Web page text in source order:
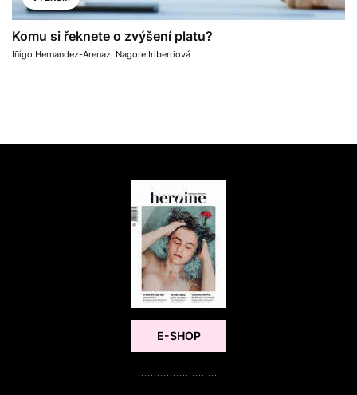
Komu si řeknete o zvýšení platu?
Iñigo Hernandez-Arenaz Nagore Iriberriová
E-SHOP